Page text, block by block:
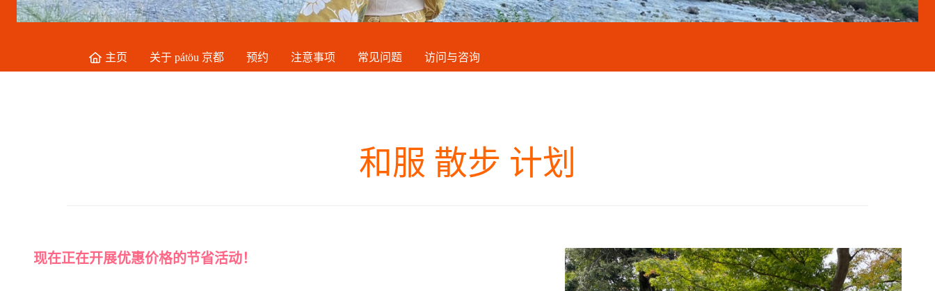
主页 关于 pátöu 京都 预约 注意事项 常见问题 访问与咨询
和服 散步 计划
现在正在开展优惠价格的节省活动！